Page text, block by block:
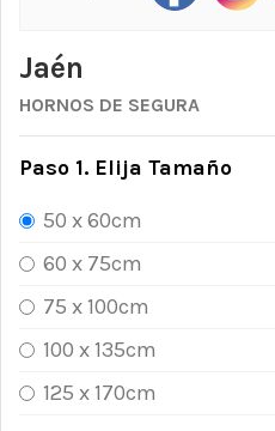
Jaén
HORNOS DE SEGURA
Paso 1. Elija Tamaño
50 x 60cm
60 x 75cm
75 x 100cm
100 x 135cm
125 x 170cm